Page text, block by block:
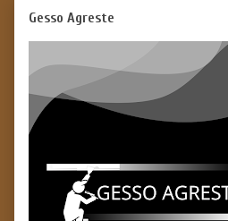
Gesso Agreste